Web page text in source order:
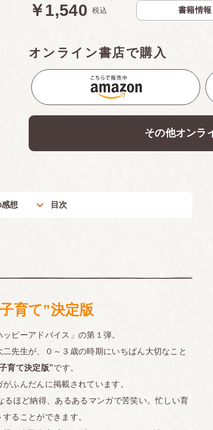
￥1,540 税込 書籍情報
オンライン書店で購入
その他オンラ
想 目次
育て”決定版
ピーアドバイス」の第１弾。
先生が、０～３歳の時期にいちばん大切なこと
育て決定版”です。
ふんだんに掲載されています。
るほど納得、あるあるマンガで苦笑い。忙しい育
ることができます。